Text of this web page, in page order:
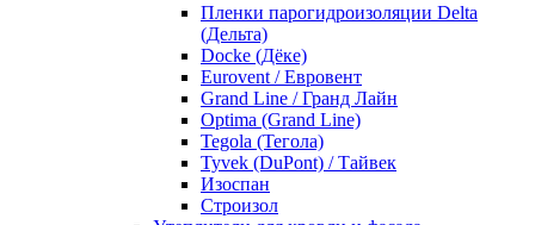
Пленки парогидроизоляции Delta
(Дельта)
Docke (Дёке)
Eurovent / Евровент
Grand Line / Гранд Лайн
Optima (Grand Line)
Tegola (Тегола)
Tyvek (DuPont) / Тайвек
Изоспан
Строизол